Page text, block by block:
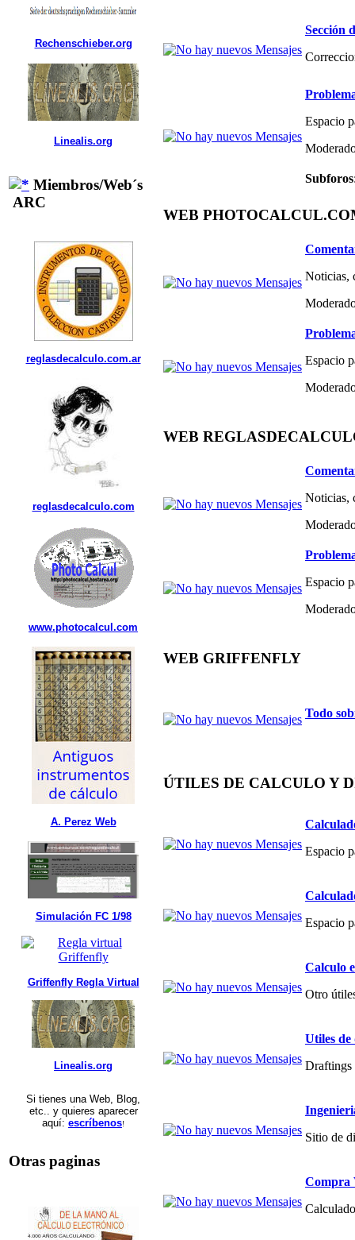
Rechenschieber.org
Linealis.org
Miembros/Web´s
ARC
reglasdecalculo.com.ar
reglasdecalculo.com
www.photocalcul.com
A. Perez Web
Simulación FC 1/98
Griffenfly Regla Virtual
Linealis.org
Si tienes una Web, Blog,
etc.. y quieres aparecer
aquí: escríbenos!
Otras paginas
Sección
Espacio
Subforos
WEB
Noticias,
Espacio
WEB
Noticias,
Espacio
WEB GRIFFENFLY
Todo
ÚTILES DE CALCULO Y
Espacio
Espacio
Calculo
Otro
Utiles de
Draftings
Sitio de
Compra